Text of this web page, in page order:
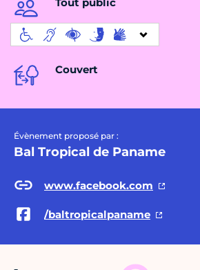
Couvert
Évènement proposé par :
Bal Tropical de Paname
www.facebook.com
/baltropicalpaname